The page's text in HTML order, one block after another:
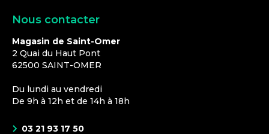
Nous contacter
Magasin de Saint-Omer
2 Quai du Haut Pont
62500 SAINT-OMER
Du lundi au vendredi
De 9h à 12h et de 14h à 18h
03 21 93 17 50